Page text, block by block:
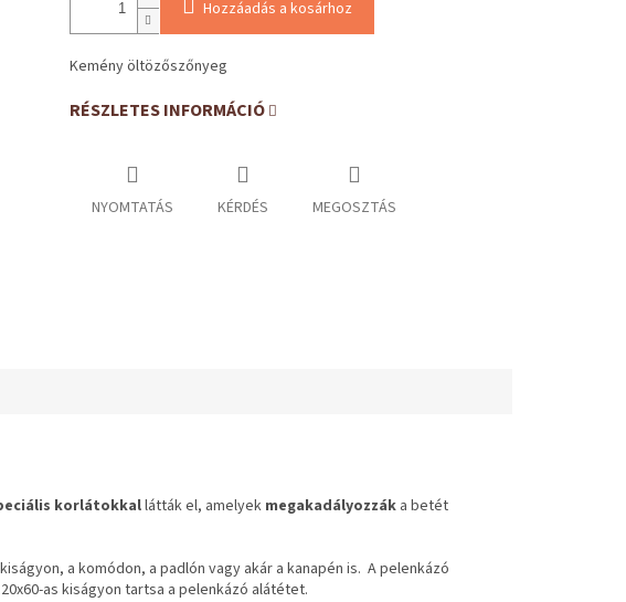
Hozzáadás a kosárhoz
Kemény öltözőszőnyeg
RÉSZLETES INFORMÁCIÓ
NYOMTATÁS KÉRDÉS MEGOSZTÁS
korlátokkallátták el, amelyek megakadályozzák a betét
a komódon, a padlón vagy akár a kanapén is. A pelenkázó
as kiságyon tartsa a pelenkázó alátétet.